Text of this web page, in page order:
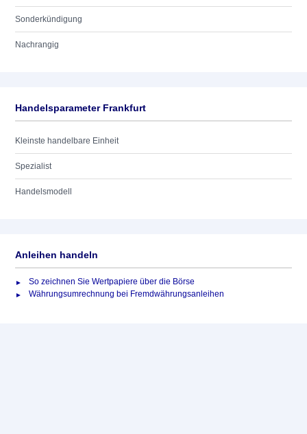
Sonderkündigung
Nachrangig
Handelsparameter Frankfurt
Kleinste handelbare Einheit
Spezialist
Handelsmodell
Anleihen handeln
So zeichnen Sie Wertpapiere über die Börse
Währungsumrechnung bei Fremdwährungsanleihen